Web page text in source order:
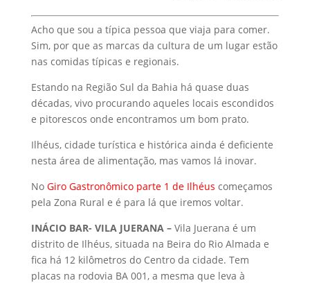
Acho que sou a típica pessoa que viaja para comer.
Sim, por que as marcas da cultura de um lugar estão
nas comidas típicas e regionais.
Estando na Região Sul da Bahia há quase duas
décadas, vivo procurando aqueles locais escondidos
e pitorescos onde encontramos um bom prato.
Ilhéus, cidade turística e histórica ainda é deficiente
nesta área de alimentação, mas vamos lá inovar.
No Giro Gastronômico parte 1 de Ilhéus começamos
pela Zona Rural e é para lá que iremos voltar.
INÁCIO BAR- VILA JUERANA – Vila Juerana é um
distrito de Ilhéus, situada na Beira do Rio Almada e
fica há 12 kilômetros do Centro da cidade. Tem
placas na rodovia BA 001, a mesma que leva à